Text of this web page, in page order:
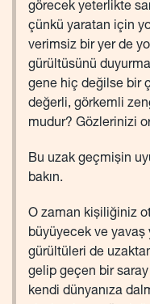
görecek yeterlikte
çünkü yaratan için
verimsiz bir yer de
gürültüsünü
gene hiç değilse bir
değerli, görkemli
mudur? Gözlerinizi
Bu uzak geçmişin
bakın.
O zaman kişiliğiniz
büyüyecek ve yavaş
gürültüleri de
gelip geçen bir
kendi dünyanıza